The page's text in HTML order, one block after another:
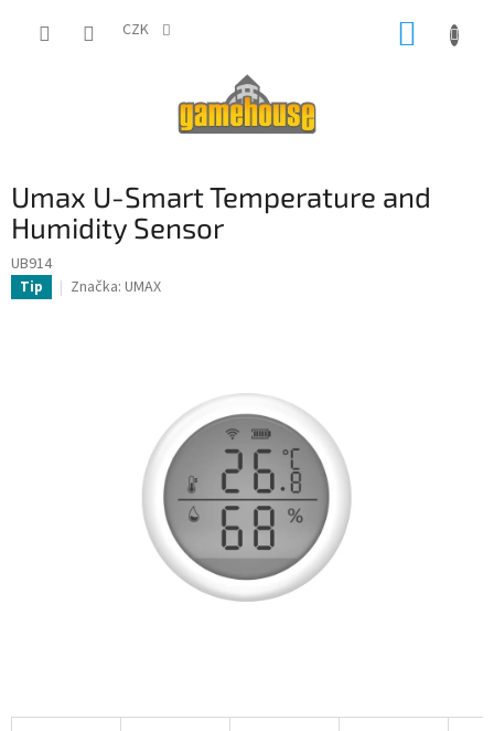
CZK
Umax U-Smart Temperature and
Humidity Sensor
UB914
Tip Značka: UMAX